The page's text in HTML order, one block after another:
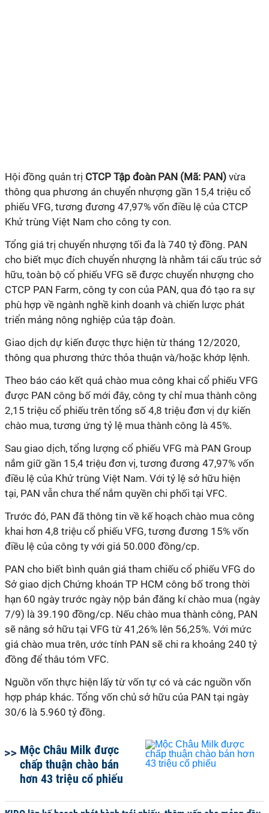
Hội đồng quản trị CTCP Tập đoàn PAN (Mã: PAN) vừa
thông qua phương án chuyển nhượng gần 15,4 triệu cổ
phiếu VFG, tương đương 47,97% vốn điều lệ của CTCP
Khử trùng Việt Nam cho công ty con.
Tổng giá trị chuyển nhượng tối đa là 740 tỷ đồng. PAN
cho biết mục đích chuyển nhượng là nhằm tái cấu trúc sở
hữu, toàn bộ cổ phiếu VFG sẽ được chuyển nhượng cho
CTCP PAN Farm, công ty con của PAN, qua đó tạo ra sự
phù hợp về ngành nghề kinh doanh và chiến lược phát
triển mảng nông nghiệp của tập đoàn.
Giao dịch dự kiến được thực hiện từ tháng 12/2020,
thông qua phương thức thỏa thuận và/hoặc khớp lệnh.
Theo báo cáo kết quả chào mua công khai cổ phiếu VFG
được PAN công bố mới đây, công ty chỉ mua thành công
2,15 triệu cổ phiếu trên tổng số 4,8 triệu đơn vị dự kiến
chào mua, tương ứng tỷ lệ mua thành công là 45%.
Sau giao dịch, tổng lượng cổ phiếu VFG mà PAN Group
nắm giữ gần 15,4 triệu đơn vị, tương đương 47,97% vốn
điều lệ của Khử trùng Việt Nam. Với tỷ lệ sở hữu hiện
tại, PAN vẫn chưa thể nắm quyền chi phối tại VFC.
Trước đó, PAN đã thông tin về kế hoạch chào mua công
khai hơn 4,8 triệu cổ phiếu VFG, tương đương 15% vốn
điều lệ của công ty với giá 50.000 đồng/cp.
PAN cho biết bình quân giá tham chiếu cổ phiếu VFG do
Sở giao dịch Chứng khoán TP HCM công bố trong thời
hạn 60 ngày trước ngày nộp bản đăng kí chào mua (ngày
7/9) là 39.190 đồng/cp. Nếu chào mua thành công, PAN
sẽ nâng sở hữu tại VFG từ 41,26% lên 56,25%. Với mức
giá chào mua trên, ước tính PAN sẽ chi ra khoảng 240 tỷ
đồng để thâu tóm VFC.
Nguồn vốn thực hiện lấy từ vốn tự có và các nguồn vốn
hợp pháp khác. Tổng vốn chủ sở hữu của PAN tại ngày
30/6 là 5.960 tỷ đồng.
Mộc Châu Milk được
chấp thuận chào bán
hơn 43 triệu cổ phiếu